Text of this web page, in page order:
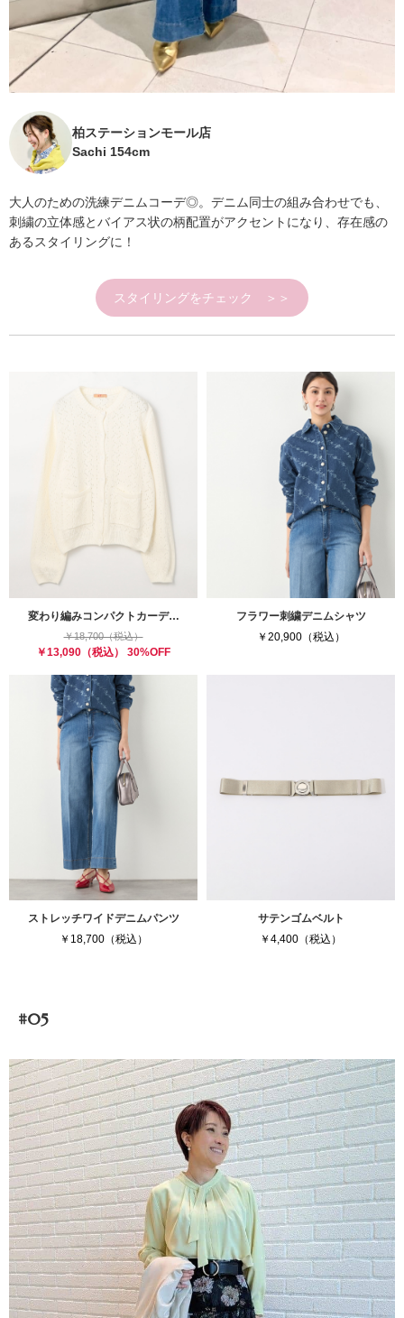
柏ステーションモール店
Sachi 154cm
大人のための洗練デニムコーデ◎。デニム同士の組み合わせでも、
刺繍の立体感とバイアス状の柄配置がアクセントになり、存在感の
あるスタイリングに！
スタイリングをチェック ＞＞
変わり編みコンパクトカーデ…
￥18,700（税込）
￥13,090（税込） 30%OFF
フラワー刺繍デニムシャツ
￥20,900（税込）
ストレッチワイドデニムパンツ
￥18,700（税込）
サテンゴムベルト
￥4,400（税込）
#05